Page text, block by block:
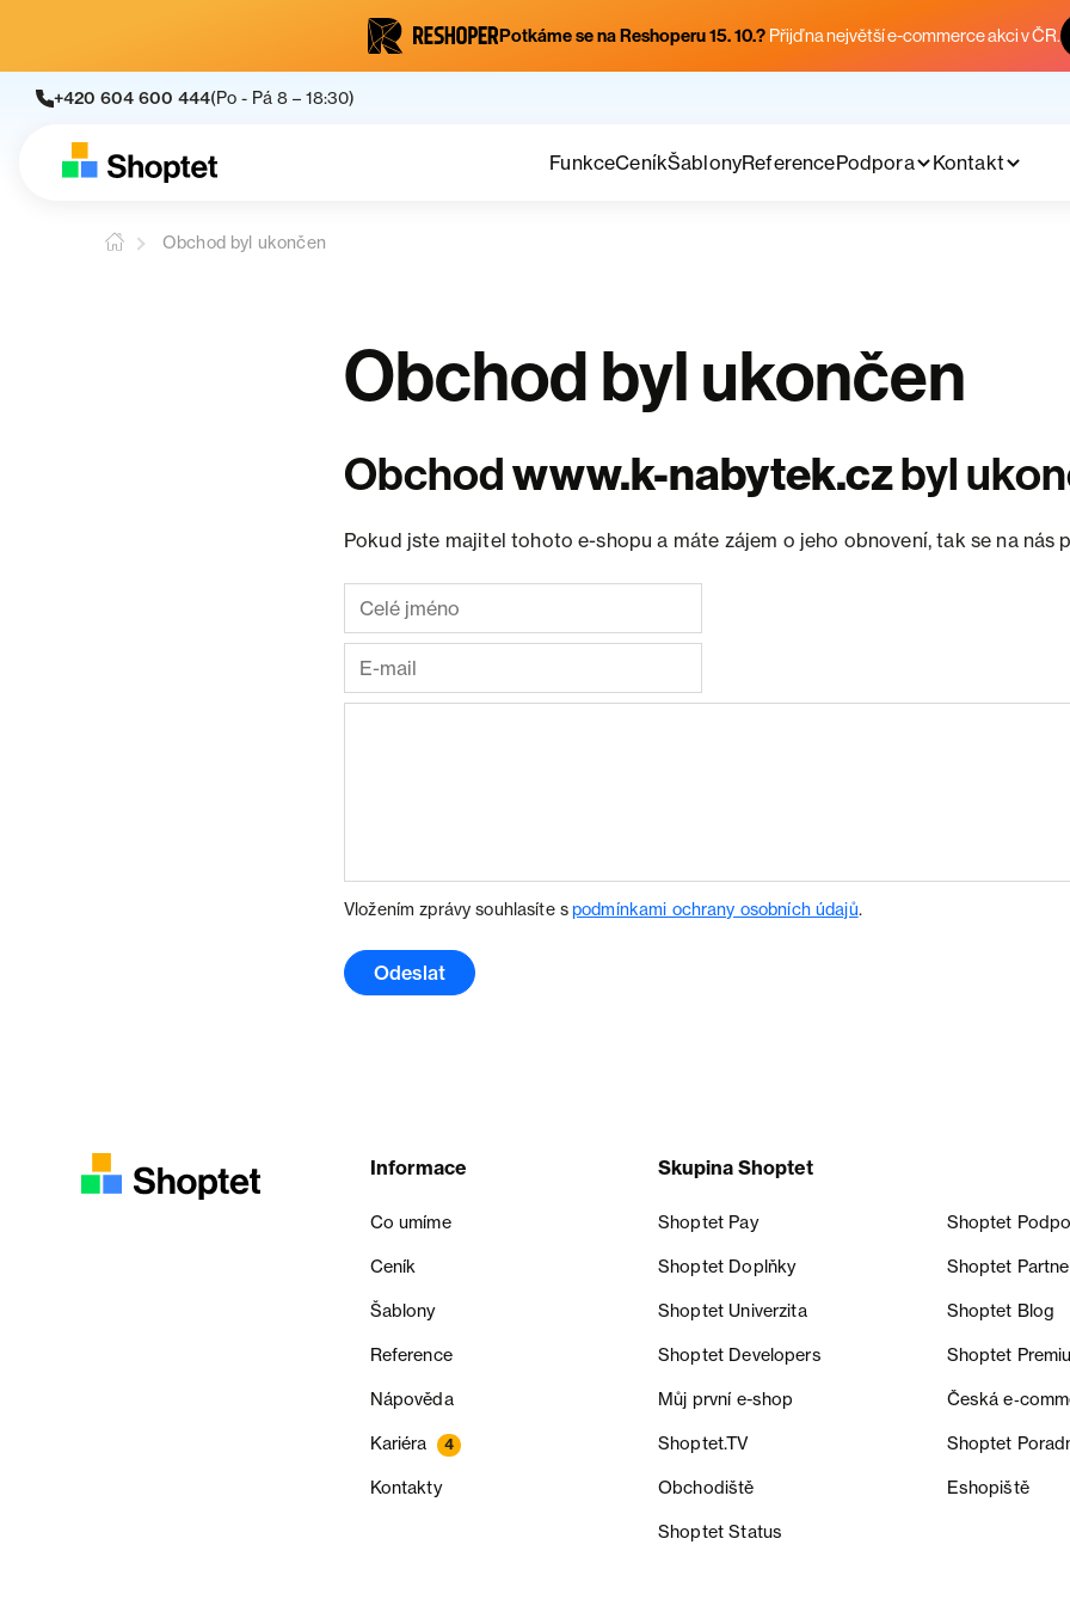
Potkáme se na Reshoperu 15. 10.? Přijď na největší e-commerce akci v ČR.
+420 604 600 444(Po - Pá 8 – 18:30)
FunkceCeníkŠablonyReferencePodpora Kontakt
Obchod byl ukončen
Obchod byl ukončen
Obchodwww.k-nabytek.czbyl
Pokud jste majitel tohoto e-shopu a máte zájem o jeho obnovení, tak se na nás
Vložením zprávy souhlasíte spodmínkami ochrany osobních údajů.
Odeslat
Informace
Co umíme
Ceník
Šablony
Reference
Nápověda
Kariéra 4
Kontakty
Skupina Shoptet
Shoptet Pay Shoptet
Shoptet Doplňky Shoptet
Shoptet Univerzita Shoptet Blog
Shoptet Developers Shoptet
Můj první e-shop Česká
Shoptet.TV Shoptet
Obchodiště Eshopiště
Shoptet Status